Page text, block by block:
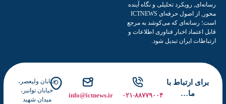
رسانه‌ای, رویکرد تحلیلی و نگاه آینده
محور, از اصول حرفه‌ای ICTNEWS
است؛ رسانه‌ای که می‌کوشد به مرجع
قابل اعتماد اخبار فناوری اطلاعات و
ارتباطات ایران تبدیل شود.
برای ارتباط با
ما…
۰۲۱-۸۸۷۷۹۰۰۴ info@ictnews.ir
خیابان ولیعصر،
خیابان توانیر،
میدان شهید